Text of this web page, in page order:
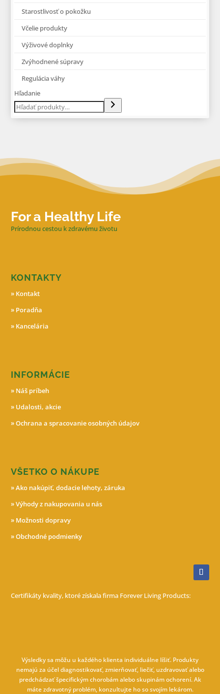
Starostlivosť o pokožku
Včelie produkty
Výživové doplnky
Zvýhodnené súpravy
Regulácia váhy
Hľadanie
For a Healthy Life
Prírodnou cestou k zdravému životu
KONTAKTY
» Kontakt
» Poradňa
» Kancelária
INFORMÁCIE
» Náš príbeh
» Udalosti, akcie
»Ochrana a spracovanie osobných údajov
VŠETKO O NÁKUPE
»Ako nakúpiť, dodacie lehoty, záruka
»Výhody z nakupovania u nás
» Možnosti dopravy
»Obchodné podmienky
Certifikáty kvality, ktoré získala firma Forever Living Products:
Výsledky sa môžu u každého klienta individuálne líšiť. Produkty
nemajú za účel diagnostikovať, zmierňovať, liečiť, uzdravovať alebo
predchádzať špecifickým chorobám alebo skupinám ochorení. Ak
máte zdravotný problém, konzultujte ho so svojím lekárom.